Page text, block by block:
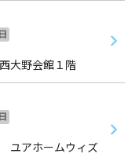
日
大野会館１階
日
ユアホームウィズ